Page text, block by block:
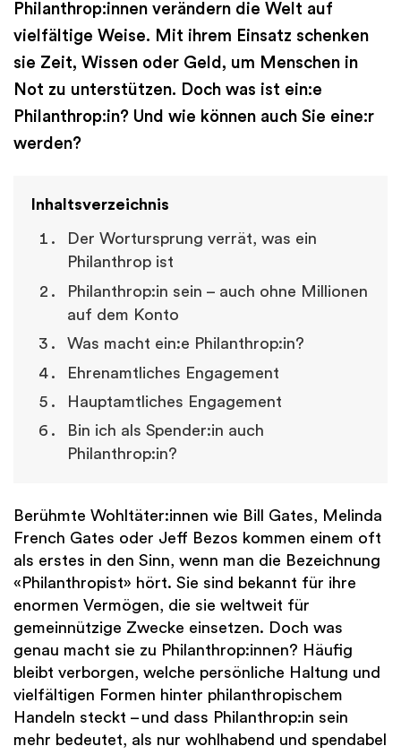
Philanthrop:innen verändern die Welt auf
vielfältige Weise. Mit ihrem Einsatz schenken
sie Zeit, Wissen oder Geld, um Menschen in
Not zu unterstützen. Doch was ist ein:e
Philanthrop:in? Und wie können auch Sie eine:r
werden?
Inhaltsverzeichnis
Der Wortursprung verrät, was ein
Philanthrop ist
Philanthrop:in sein – auch ohne Millionen
auf dem Konto
Was macht ein:e Philanthrop:in?
Ehrenamtliches Engagement
Hauptamtliches Engagement
Bin ich als Spender:in auch
Philanthrop:in?
Berühmte Wohltäter:innen wie Bill Gates, Melinda
French Gates oder Jeff Bezos kommen einem oft
als erstes in den Sinn, wenn man die Bezeichnung
«Philanthropist» hört. Sie sind bekannt für ihre
enormen Vermögen, die sie weltweit für
gemeinnützige Zwecke einsetzen. Doch was
genau macht sie zu Philanthrop:innen? Häufig
bleibt verborgen, welche persönliche Haltung und
vielfältigen Formen hinter philanthropischem
Handeln steckt – und dass Philanthrop:in sein
mehr bedeutet, als nur wohlhabend und spendabel